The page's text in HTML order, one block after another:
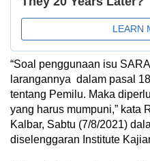
“Soal penggunaan isu
larangannya dalam pasal
tentang Pemilu. Maka
yang harus mumpuni,” kata
Kalbar, Sabtu (7/8/2021)
diselenggaran Institute